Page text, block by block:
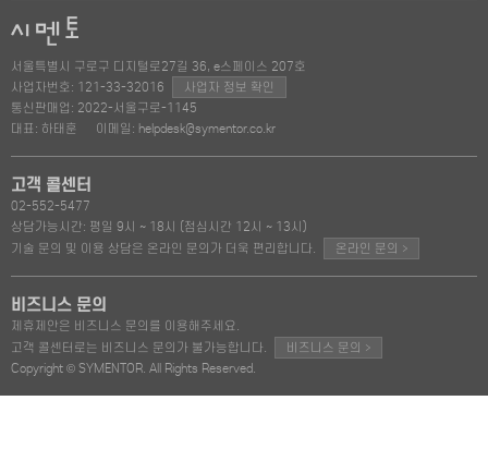
서울특별시 구로구 디지털로27길 36, e스페이스 207호
사업자번호: 121-33-32016
사업자 정보 확인
통신판매업: 2022-서울구로-1145
대표: 하태훈
이메일: helpdesk@symentor.co.kr
고객 콜센터
02-552-5477
상담가능시간: 평일 9시 ~ 18시 (점심시간 12시 ~ 13시)
기술 문의 및 이용 상담은 온라인 문의가 더욱 편리합니다.
온라인 문의 >
비즈니스 문의
제휴제안은 비즈니스 문의를 이용해주세요.
고객 콜센터로는 비즈니스 문의가 불가능합니다.
비즈니스 문의 >
Copyright © SYMENTOR. All Rights Reserved.